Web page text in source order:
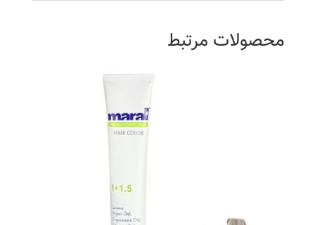
محصولات مرتبط